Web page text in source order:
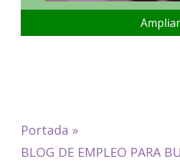
Ampliar
Portada »
BLOG DE EMPLEO PARA